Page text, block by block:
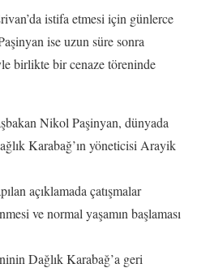
istifa etmesi için günlerce
ise uzun süre sonra
birlikte bir cenaze töreninde
Nikol Paşinyan, dünyada
Karabağ’ın yöneticisi Arayik
açıklamada çatışmalar
ve normal yaşamın başlaması
Dağlık Karabağ’a geri